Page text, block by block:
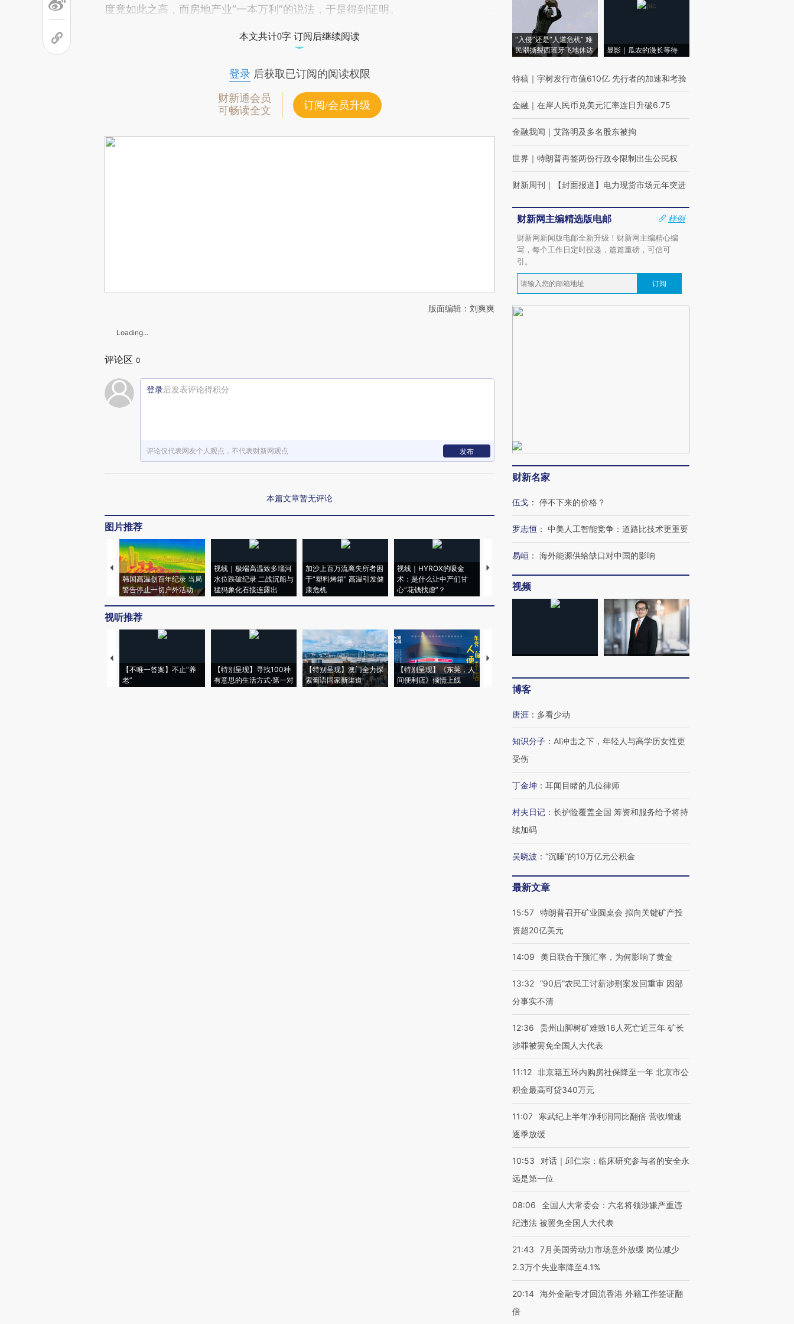
度竟如此之高，而房地产业“一本万利”的说法，于是得到证明。
本文共计0字 订阅后继续阅读
登录后获取已订阅的阅读权限
财新通会员
可畅读全文
订阅/会员升级
版面编辑：刘爽爽
Loading...
评论区 0
登录后发表评论得积分
评论仅代表网友个人观点，不代表财新网观点 发布
本篇文章暂无评论
图片推荐
韩国高温创百年纪录 当局
警告停止一切户外活动
视线｜极端高温致多瑙河
水位跌破纪录 二战沉船与
猛犸象化石接连露出
加沙上百万流离失所者困
于“塑料烤箱” 高温引发健
康危机
视线｜HYROX的吸金
术：是什么让中产们甘
心“花钱找虐”？
马航飞行员跨国走私7万
视听推荐
【不唯一答案】不止“养
老”
【特别呈现】寻找100种
有意思的生活方式·第一对
【特别呈现】澳门全力探
索葡语国家新渠道
【特别呈现】《东莞，人
间便利店》倾情上线
【推广】走进第四届链博
有意思的生活方式·第三对
【商旅对话】华住集团
住三大增长引擎是什么？
“入侵”还是“人道危机” 难
民潮撕裂西班牙飞地休达
显影｜瓜农的漫长等待
特稿 ｜ 宇树发行市值610亿 先行者的加速和考验
金融 ｜ 在岸人民币兑美元汇率连日升破6.75
金融我闻 ｜ 艾路明及多名股东被拘
世界 ｜ 特朗普再签两份行政令限制出生公民权
财新周刊 ｜ 【封面报道】电力现货市场元年突进
财新网主编精选版电邮
样例
财新网新闻版电邮全新升级！财新网主编精心编
写，每个工作日定时投递，篇篇重磅，可信可
引。
订阅
财新名家
伍戈 ： 停不下来的价格？
罗志恒 ： 中美人工智能竞争：道路比技术更重要
易峘 ： 海外能源供给缺口对中国的影响
视频
博客
唐涯 ： 多看少动
知识分子 ： AI冲击之下，年轻人与高学历女性更
受伤
丁金坤 ： 耳闻目睹的几位律师
村夫日记 ： 长护险覆盖全国 筹资和服务给予将持
续加码
吴晓波 ： “沉睡”的10万亿元公积金
最新文章
15:57 特朗普召开矿业圆桌会 拟向关键矿产投
资超20亿美元
14:09 美日联合干预汇率，为何影响了黄金
13:32 “90后”农民工讨薪涉刑案发回重审 因部
分事实不清
12:36
贵州山脚树矿难致16人死亡近三年 矿长
涉罪被罢免全国人大代表
11:12 非京籍五环内购房社保降至一年 北京市公
积金最高可贷340万元
11:07
寒武纪上半年净利润同比翻倍 营收增速
逐季放缓
10:53
对话｜邱仁宗：临床研究参与者的安全永
远是第一位
08:06
全国人大常委会：六名将领涉嫌严重违
纪违法 被罢免全国人大代表
21:43
7月美国劳动力市场意外放缓 岗位减少
2.3万个失业率降至4.1%
20:14 海外金融专才回流香港 外籍工作签证翻
倍